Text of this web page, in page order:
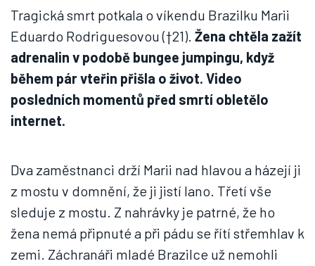
Tragická smrt potkala o víkendu Brazilku Marii
Eduardo Rodriguesovou (†21). Žena chtěla zažít
adrenalin v podobě bungee jumpingu, když
během pár vteřin přišla o život. Video
posledních momentů před smrtí obletělo
internet.
Dva zaměstnanci drží Marii nad hlavou a házejí ji
z mostu v domnění, že ji jistí lano. Třetí vše
sleduje z mostu. Z nahrávky je patrné, že ho
žena nemá připnuté a při pádu se řítí střemhlav k
zemi. Záchranáři mladé Brazilce už nemohli